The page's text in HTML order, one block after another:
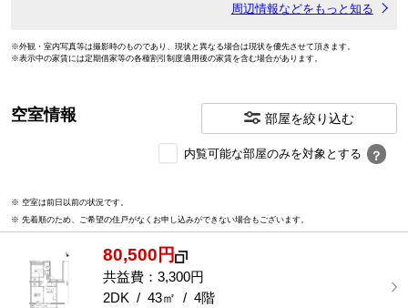
周辺情報などをもっと知る
※外観・室内写真等は撮影時のものであり、現状と異なる場合は現状を優先させて頂きます。
※表示中の家賃には定期借家等の各種割引制度適用後の家賃を含む場合があります。
空室情報 部屋を絞り込む
な
屋
を
選
内覧可能な部屋のみを対象とする ？
※ 空室は前日以前の状況です。
※ 先着順のため、ご希望の住戸がなくお申し込みができない場合もございます。
80,500円
共益費：3,300円
2DK / 43㎡ / 4階